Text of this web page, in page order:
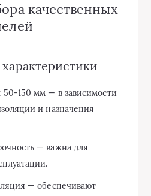
качественных
150 мм — в зависимости
и назначения
— важна для
— обеспечивают